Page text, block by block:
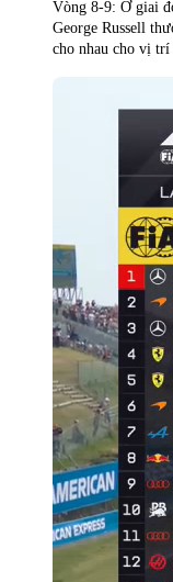
Vòng 8-9: Ở giai
George Russell
cho nhau cho vị trí